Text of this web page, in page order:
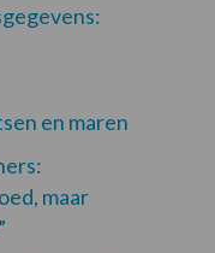
en maren
maar